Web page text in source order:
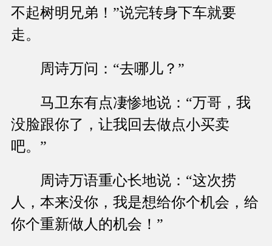
不起树明兄弟！”说完转身下车就要
走。
周诗万问：“去哪儿？”
马卫东有点凄惨地说：“万哥，我
没脸跟你了，让我回去做点小买卖
吧。”
周诗万语重心长地说：“这次捞
人，本来没你，我是想给你个机会，给
你个重新做人的机会！”